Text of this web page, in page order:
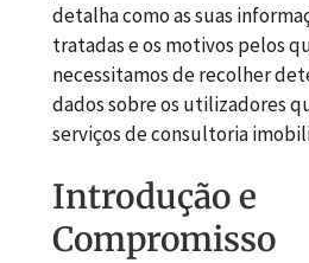
detalha como as suas
tratadas e os motivos pelos
necessitamos de recolher
dados sobre os utilizadores
serviços de consultoria
Introdução e
Compromisso